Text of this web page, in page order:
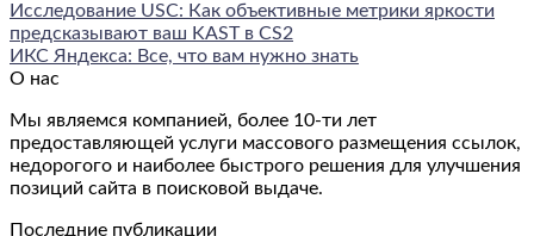
Исследование USC: Как объективные метрики яркости
предсказывают ваш KAST в CS2
ИКС Яндекса: Все, что вам нужно знать
О нас
Мы являемся компанией, более 10-ти лет
предоставляющей услуги массового размещения ссылок,
недорогого и наиболее быстрого решения для улучшения
позиций сайта в поисковой выдаче.
Последние публикации